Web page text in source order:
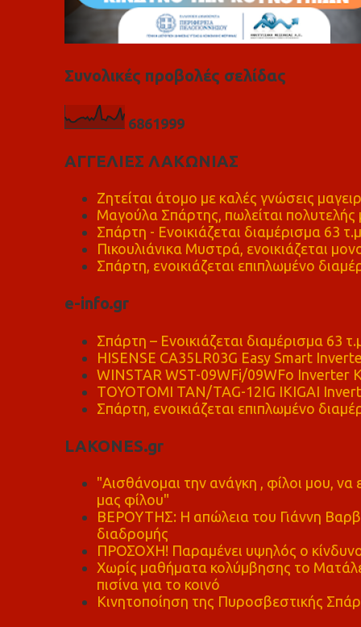
Συνολικές προβολές σελίδας
6861999
ΑΓΓΕΛΙΕΣ ΛΑΚΩΝΙΑΣ
Ζητείται άτομο με καλές γνώσεις
Μαγούλα Σπάρτης, πωλείται πολυτελής
Σπάρτη - Ενοικιάζεται διαμέρισμα 63 τ.μ
Πικουλιάνικα Μυστρά, ενοικιάζεται
Σπάρτη, ενοικιάζεται επιπλωμένο
e-info.gr
Σπάρτη – Ενοικιάζεται διαμέρισμα 63
HISENSE CA35LR03G Easy Smart
WINSTAR WST-09WFi/09WFo Inverter
TOYOTOMI TAN/TAG-12IG IKIGAI
Σπάρτη, ενοικιάζεται επιπλωμένο
LAKONES.gr
"Αισθάνομαι την ανάγκη , φίλοι μου,
μας φίλου"
ΒΕΡΟΥΤΗΣ: Η απώλεια του Γιάννη
διαδρομής
ΠΡΟΣΟΧΗ! Παραμένει υψηλός ο
Χωρίς μαθήματα κολύμβησης το
πισίνα για το κοινό
Κινητοποίηση της Πυροσβεστικής